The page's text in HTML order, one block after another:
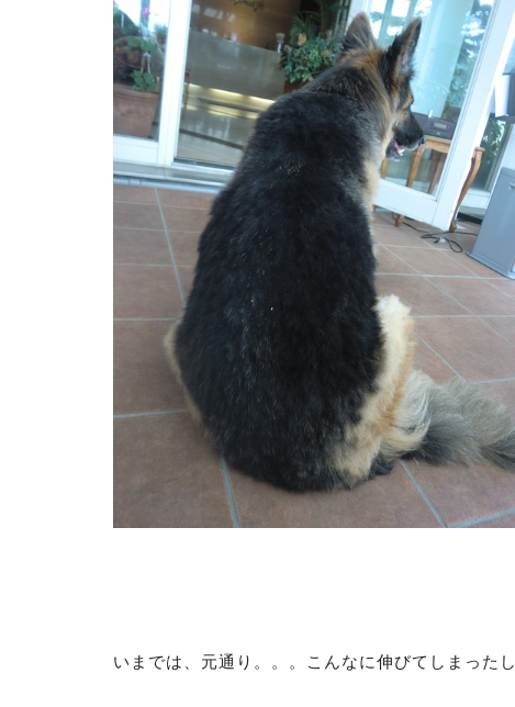
いまでは、元通り。。。こんなに伸びてしまったし